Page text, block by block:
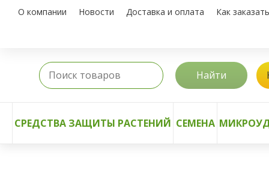
О компании Новости Доставка и оплата Как заказать
Найти
СРЕДСТВА ЗАЩИТЫ РАСТЕНИЙ СЕМЕНА